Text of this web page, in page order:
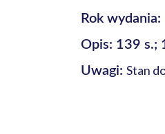
Rok wydania:
Opis: 139 s.;
Uwagi: Stan